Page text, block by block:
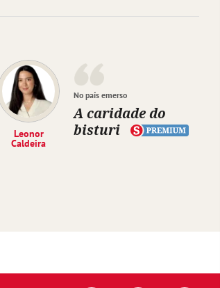
Leonor
Caldeira
No país emerso
A caridade do
bisturi